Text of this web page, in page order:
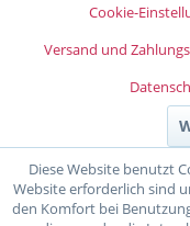
Cookie-
Versand und
Diese Website benutzt
Website erforderlich sind
den Komfort bei